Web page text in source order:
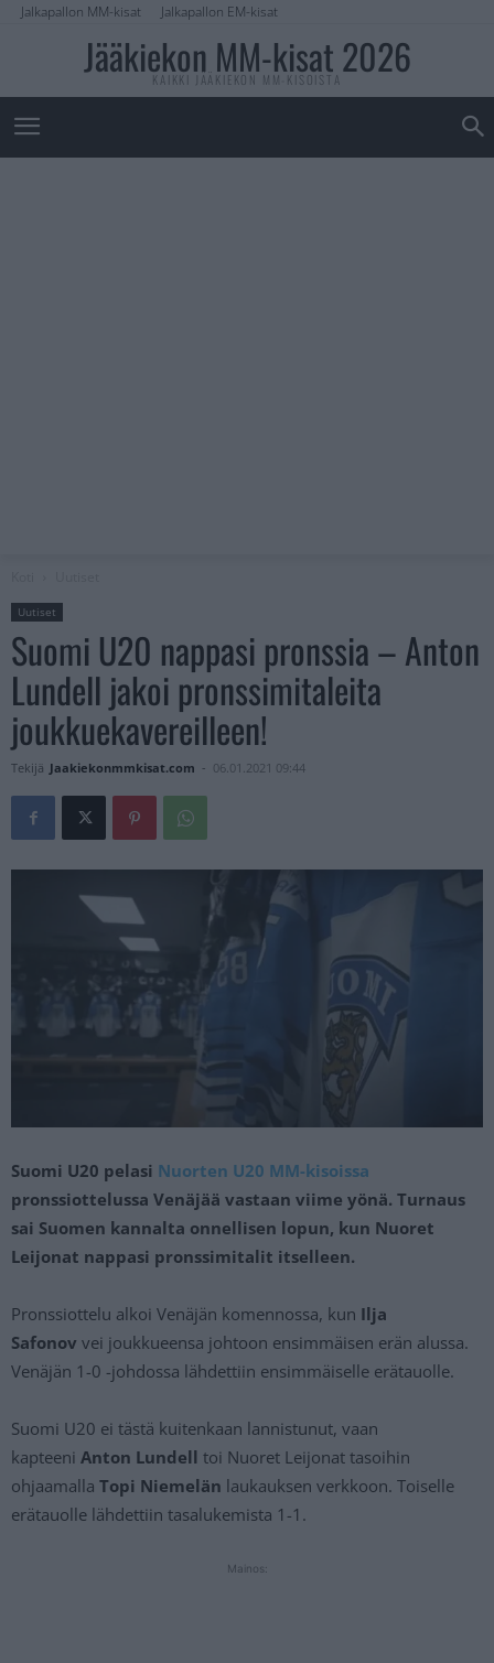
Jalkapallon MM-kisat Jalkapallon EM-kisat
Jääkiekon MM-kisat 2026
KAIKKI JÄÄKIEKON MM-KISOISTA
Uutiset
Suomi U20 nappasi pronssia – Anton
Lundell jakoi pronssimitaleita
joukkuekavereilleen!
Tekijä Jaakiekonmmkisat.com - 06.01.2021 09:44
Suomi U20 pelasi Nuorten U20 MM-kisoissa
pronssiottelussa Venäjää vastaan viime yönä. Turnaus
sai Suomen kannalta onnellisen lopun, kun Nuoret
Leijonat nappasi pronssimitalit itselleen.
Pronssiottelu alkoi Venäjän komennossa, kun Ilja
Safonov vei joukkueensa johtoon ensimmäisen erän alussa.
Venäjän 1-0 -johdossa lähdettiin ensimmäiselle erätauolle.
Suomi U20 ei tästä kuitenkaan lannistunut, vaan
kapteeni Anton Lundell toi Nuoret Leijonat tasoihin
ohjaamalla Topi Niemelän laukauksen verkkoon. Toiselle
erätauolle lähdettiin tasalukemista 1-1.
Mainos: